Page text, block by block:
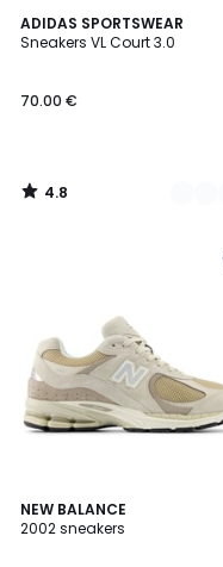
ADIDAS SPORTSWEAR
Sneakers VL Court 3.0
70.00 €
4.8
/ 5
2
Kleuren
4.8
/
NEW BALANCE
2002 sneakers
4.6
/ 5